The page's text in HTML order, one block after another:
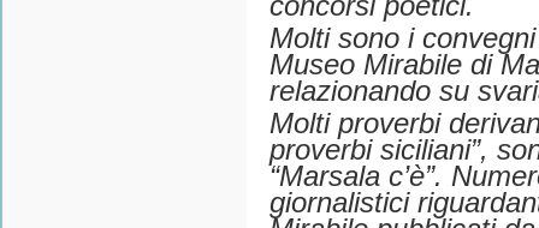
Molti sono i
Museo Mirabile di
relazionando su
Molti proverbi
proverbi siciliani”,
“Marsala c’è”.
giornalistici